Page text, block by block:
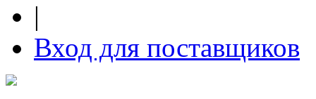
|
Вход для поставщиков